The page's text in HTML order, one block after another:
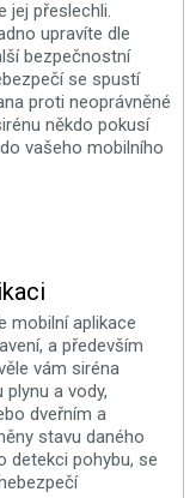
jej přeslechli.
upravíte dle
bezpečnostní
se spustí
proti neoprávněné
někdo pokusí
vašeho mobilního
mobilní aplikace
a především
vám siréna
a vody,
dveřním a
stavu daného
detekci pohybu, se